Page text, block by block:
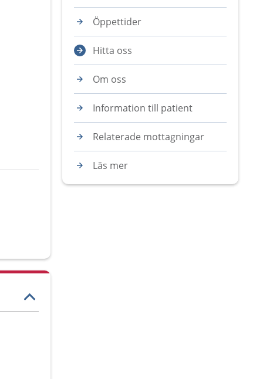
Öppettider
Hitta oss
Om oss
Information till patient
Relaterade mottagningar
Läs mer